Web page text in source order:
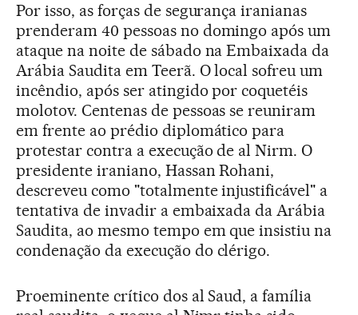
Por isso, as forças de segurança iranianas
prenderam 40 pessoas no domingo após um
ataque na noite de sábado na Embaixada da
Arábia Saudita em Teerã. O local sofreu um
incêndio, após ser atingido por coquetéis
molotov. Centenas de pessoas se reuniram
em frente ao prédio diplomático para
protestar contra a execução de al Nirm. O
presidente iraniano, Hassan Rohani,
descreveu como "totalmente injustificável" a
tentativa de invadir a embaixada da Arábia
Saudita, ao mesmo tempo em que insistiu na
condenação da execução do clérigo.
Proeminente crítico dos al Saud, a família